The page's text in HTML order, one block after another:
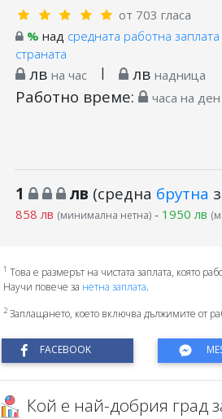
от 703 гласа
% над средната работна заплата
страната
лв на час | лв надница
Работно време: часа на ден
1 лв (средна брутна
858 лв (минимална нетна)- 1950 лв
1 Това е размерът на чистата заплата, която
Научи повече за нетна заплата.
2Заплащането, което включва дължимите от
Кой е най-добрия град